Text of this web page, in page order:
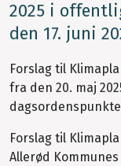
2025 i
den 17. juni
Forslag til
fra den 20. maj
Forslag til
Allerød